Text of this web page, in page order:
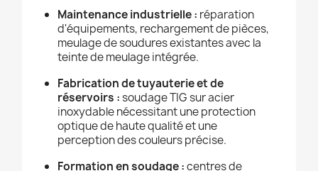
Maintenance industrielle : réparation
d'équipements, rechargement de pièces,
meulage de soudures existantes avec la
teinte de meulage intégrée.
Fabrication de tuyauterie et de
réservoirs :soudage TIG sur acier
inoxydable nécessitant une protection
optique de haute qualité et une
perception des couleurs précise.
Formation en soudage :centres de